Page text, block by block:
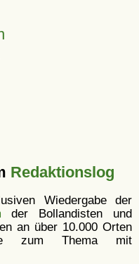
Redaktionslog
Wiedergabe der
der Bollandisten und
an über 10.000 Orten
zum Thema mit